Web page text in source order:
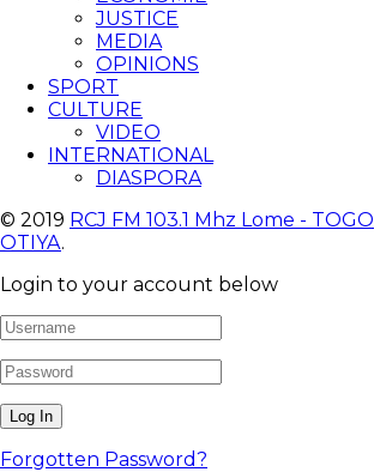
JUSTICE
MEDIA
OPINIONS
SPORT
CULTURE
VIDEO
INTERNATIONAL
DIASPORA
© 2019 RCJ FM 103.1 Mhz Lome - TOGO
OTIYA.
Login to your account below
Forgotten Password?